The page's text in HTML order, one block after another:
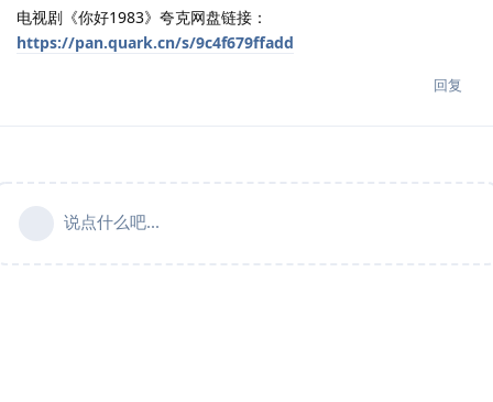
电视剧《你好1983》夸克网盘链接：
https://pan.quark.cn/s/9c4f679ffadd
回复
说点什么吧...